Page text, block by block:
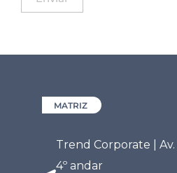
MATRIZ
Trend Corporate | Av.
4º andar